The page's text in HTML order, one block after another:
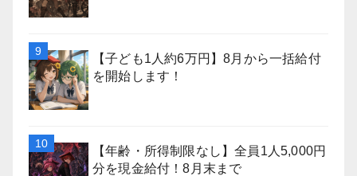
【子ども1人約6万円】8月から一括給付
を開始します！
【年齢・所得制限なし】全員1人5,000円
分を現金給付！8月末まで